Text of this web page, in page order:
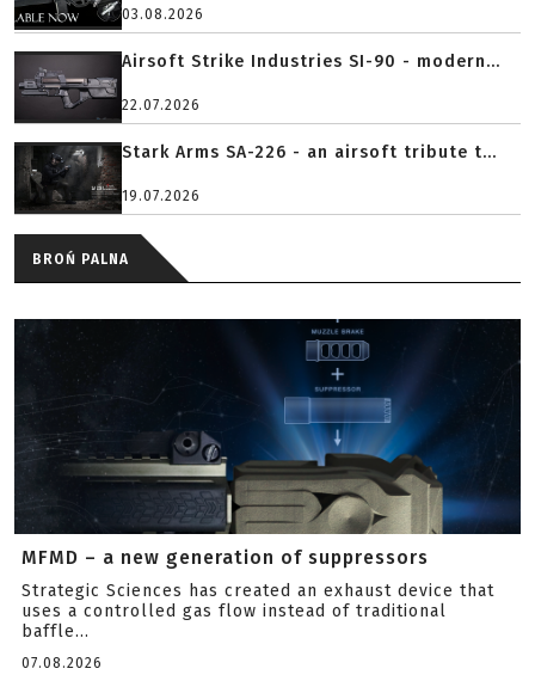
03.08.2026
Airsoft Strike Industries SI-90 - modern...
22.07.2026
Stark Arms SA-226 - an airsoft tribute t...
19.07.2026
BROŃ PALNA
MFMD – a new generation of suppressors
Strategic Sciences has created an exhaust device that
uses a controlled gas flow instead of traditional
baffle...
07.08.2026